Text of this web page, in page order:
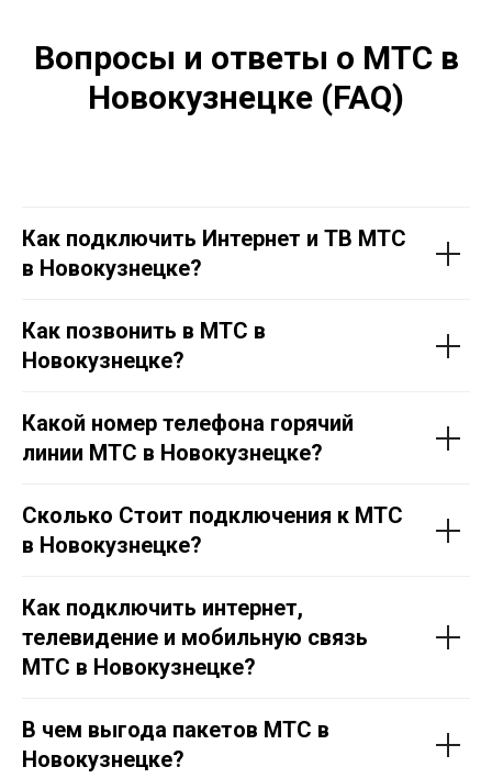
Вопросы и ответы о МТС в
Новокузнецке (FAQ)
Как подключить Интернет и ТВ МТС
в Новокузнецке?
Как позвонить в МТС в
Новокузнецке?
Какой номер телефона горячий
линии МТС в Новокузнецке?
Сколько Стоит подключения к МТС
в Новокузнецке?
Как подключить интернет,
телевидение и мобильную связь
МТС в Новокузнецке?
В чем выгода пакетов МТС в
Новокузнецке?